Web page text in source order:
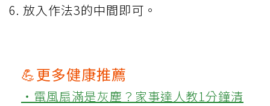
6. 放入作法3的中間即可。
💪更多健康推薦
‧電風扇滿是灰塵？家事達人教1分鐘清